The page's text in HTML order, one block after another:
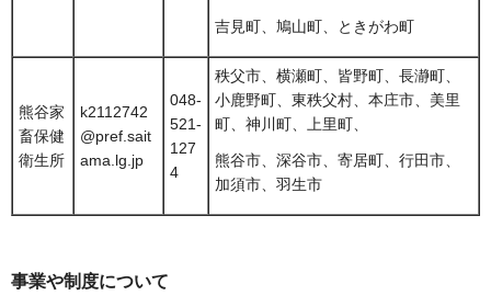
吉見町、鳩山町、ときがわ町
熊谷家
畜保健
衛生所
k2112742
@pref.sait
ama.lg.jp
048-
521-
127
4
秩父市、横瀬町、皆野町、長瀞町、
小鹿野町、東秩父村、本庄市、美里
町、神川町、上里町、
熊谷市、深谷市、寄居町、行田市、
加須市、羽生市
事業や制度について